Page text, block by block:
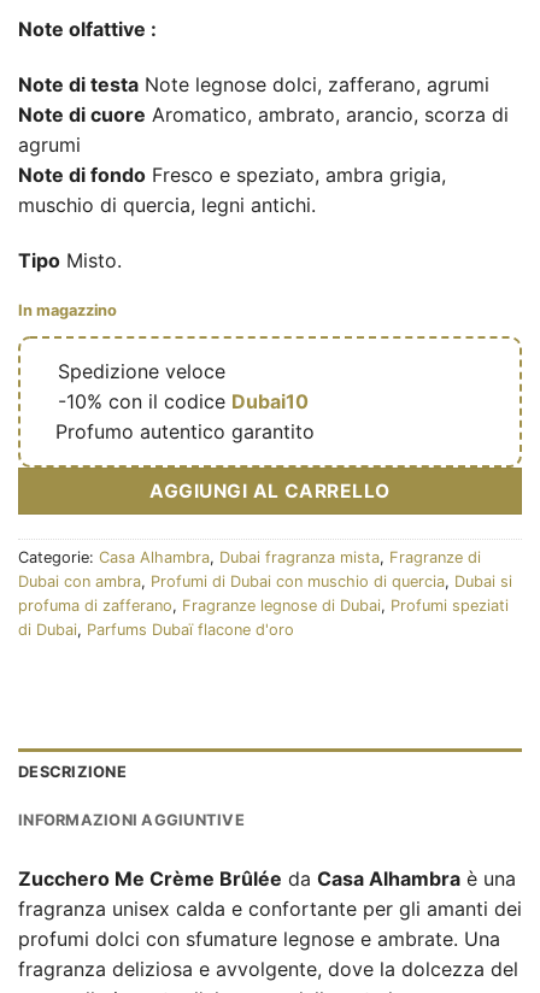
Note olfattive :
Note di testa Note legnose dolci, zafferano, agrumi
Note di cuore Aromatico, ambrato, arancio, scorza di
agrumi
Note di fondo Fresco e speziato, ambra grigia,
muschio di quercia, legni antichi.
Tipo Misto.
In magazzino
Spedizione veloce
-10% con il codice Dubai10
Profumo autentico garantito
AGGIUNGI AL CARRELLO
Categorie: Casa Alhambra, Dubai fragranza mista, Fragranze di
Dubai con ambra, Profumi di Dubai con muschio di quercia, Dubai si
profuma di zafferano, Fragranze legnose di Dubai, Profumi speziati
di Dubai, Parfums Dubaï flacone d'oro
DESCRIZIONE
INFORMAZIONI AGGIUNTIVE
Zucchero Me Crème Brûlée da Casa Alhambra è una
fragranza unisex calda e confortante per gli amanti dei
profumi dolci con sfumature legnose e ambrate. Una
fragranza deliziosa e avvolgente, dove la dolcezza del